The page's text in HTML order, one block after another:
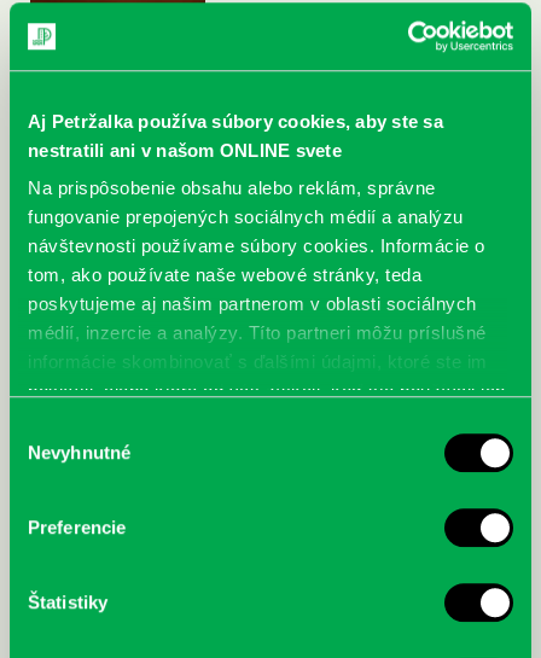
Aj Petržalka používa súbory cookies, aby ste sa
nestratili ani v našom ONLINE svete
Na prispôsobenie obsahu alebo reklám, správne
fungovanie prepojených sociálnych médií a analýzu
návštevnosti používame súbory cookies. Informácie o
tom, ako používate naše webové stránky, teda
poskytujeme aj našim partnerom v oblasti sociálnych
médií, inzercie a analýzy. Títo partneri môžu príslušné
informácie skombinovať s ďalšími údajmi, ktoré ste im
poskytli, alebo ktoré od vás získali, keď ste používali ich
súhlasu
Nevyhnutné
Preferencie
Štatistiky
McGrath, Andy: Tadej Pogačar:
nezastaviteľný